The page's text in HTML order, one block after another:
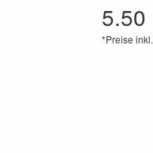
5.50
*Preise